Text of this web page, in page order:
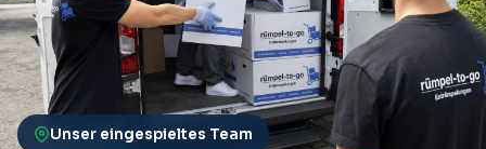
Unser eingespieltes Team